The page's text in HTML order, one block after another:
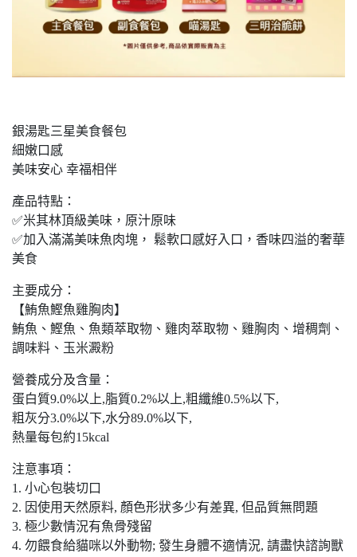
銀湯匙三星美食餐包
細嫩口感
美味安心 幸福相伴
產品特點：
✅米其林頂級美味，原汁原味
✅加入滿滿美味魚肉塊， 鬆軟口感好入口，香味四溢的奢華
美食
主要成分：
【鮪魚鰹魚雞胸肉】
鮪魚、鰹魚、魚類萃取物、雞肉萃取物、雞胸肉、增稠劑、
調味料、玉米澱粉
營養成分及含量：
蛋白質9.0%以上,脂質0.2%以上,粗纖維0.5%以下,
粗灰分3.0%以下,水分89.0%以下,
熱量每包約15kcal
注意事項：
1. 小心包裝切口
2. 因使用天然原料, 顏色形狀多少有差異, 但品質無問題
3. 極少數情況有魚骨殘留
4. 勿餵食給貓咪以外動物; 發生身體不適情況, 請盡快諮詢獸